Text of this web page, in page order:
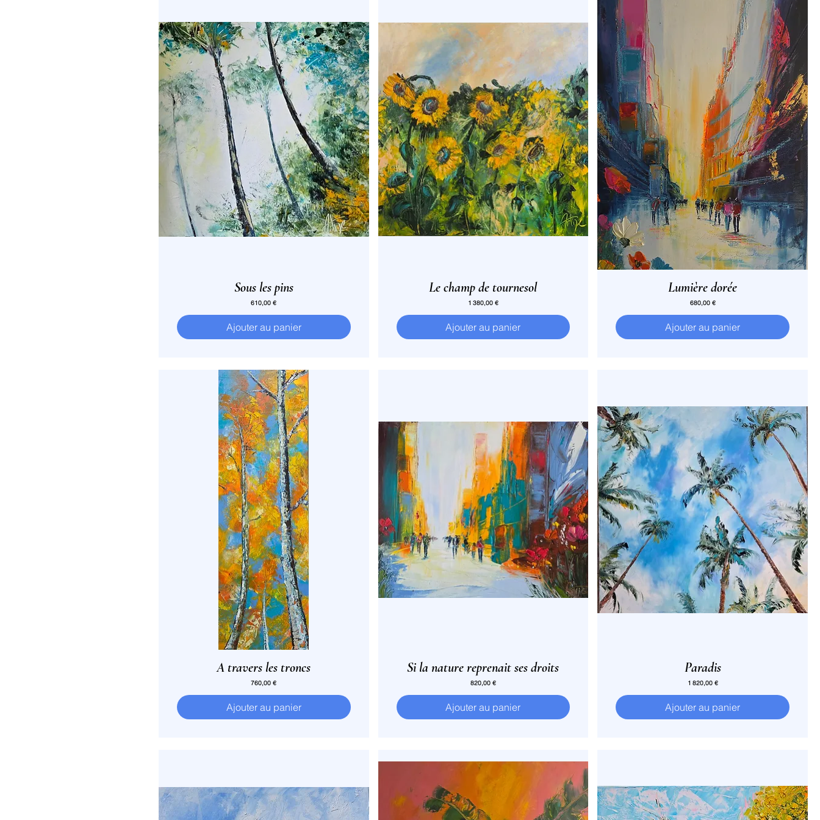
Sous les pins
Prix
610,00 €
Ajouter au panier
Le champ de tournesol
Prix
1 380,00 €
Ajouter au panier
Lumière dorée
Prix
680,00 €
Ajouter au panier
A travers les troncs
Prix
760,00 €
Ajouter au panier
Si la nature reprenait ses droits
Prix
820,00 €
Ajouter au panier
Paradis
Prix
1 820,00 €
Ajouter au panier